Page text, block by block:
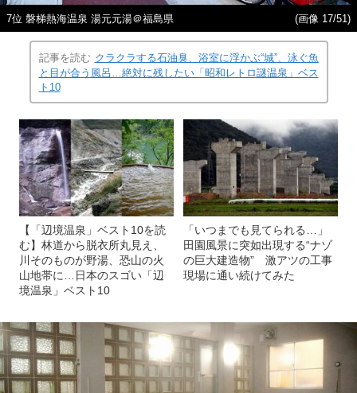
7位 磐梯熱海温泉 湯元元湯＠福島県 (画像 17/51)
記事を読む クラクラする石油臭、浴室に浮かぶ“城”、泳ぐ魚
と目が合う風呂…絶対に残したい「昭和レトロ謎温泉」ベス
ト10
【「辺境温泉」ベスト10を読
む】林道から脱衣所丸見え、
川そのものが野湯、恐山の火
山地帯に…日本のスゴい「辺
境温泉」ベスト10
「いつまでも見てられる…」
田園風景に突如出現する“ナゾ
の巨大建造物” 激アツの工事
現場に通い続けてみた